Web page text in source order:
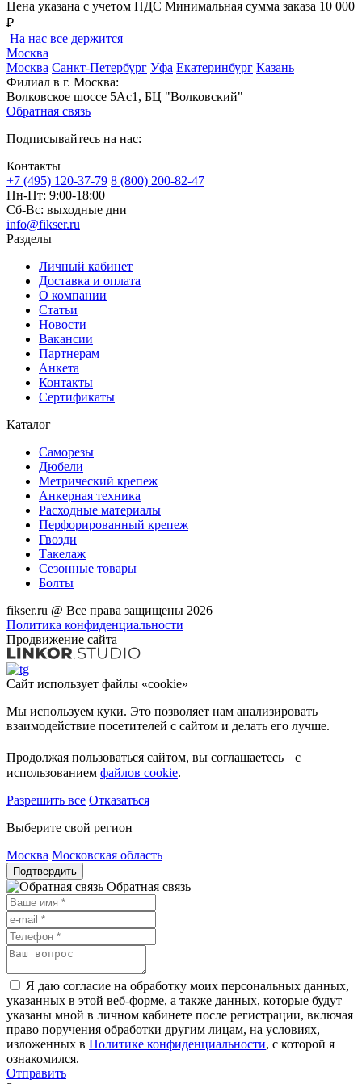
Цена указана с учетом НДС Минимальная сумма заказа 10 000
₽
На нас все держится
Москва
Москва Санкт-Петербург Уфа Екатеринбург Казань
Филиал в г. Москва:
Волковское шоссе 5Ас1, БЦ "Волковский"
Обратная связь
Подписывайтесь на нас:
Контакты
+7 (495) 120-37-79 8 (800) 200-82-47
Пн-Пт: 9:00-18:00
Сб-Вс: выходные дни
info@fikser.ru
Разделы
Личный кабинет
Доставка и оплата
О компании
Статьи
Новости
Вакансии
Партнерам
Анкета
Контакты
Сертификаты
Каталог
Саморезы
Дюбели
Метрический крепеж
Анкерная техника
Расходные материалы
Перфорированный крепеж
Гвозди
Такелаж
Сезонные товары
Болты
fikser.ru @ Все права защищены 2026
Политика конфиденциальности
Продвижение сайта
Сайт использует файлы «cookie»
Мы используем куки. Это позволяет нам анализировать
взаимодействие посетителей с сайтом и делать его лучше.
Продолжая пользоваться сайтом, вы соглашаетесь с
использованием файлов cookie.
Разрешить все Отказаться
Выберите свой регион
Москва Московская область
Подтвердить
Обратная связь
Я даю согласие на обработку моих персональных данных,
указанных в этой веб-форме, а также данных, которые будут
указаны мной в личном кабинете после регистрации, включая
право поручения обработки другим лицам, на условиях,
изложенных в Политике конфиденциальности, с которой я
ознакомился.
Отправить